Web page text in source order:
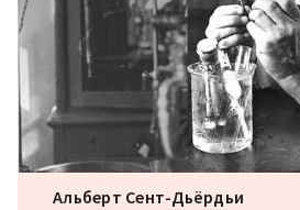
Альберт Сент-Дьёрдьи